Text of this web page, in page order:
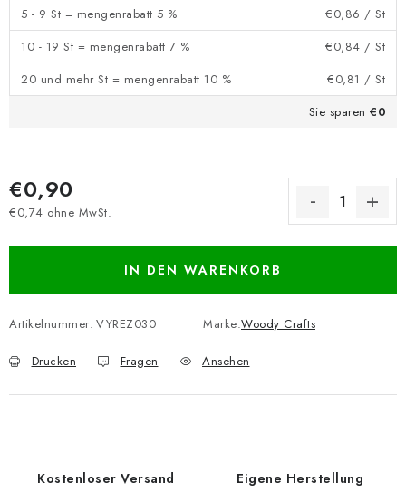
5 - 9 St = mengenrabatt 5 %
€0,86 / St
10 - 19 St = mengenrabatt 7 %
€0,84 / St
20 und mehr St = mengenrabatt 10 %
€0,81 / St
Sie sparen €0
€0,90
€0,74 ohne MwSt.
IN DEN WARENKORB
Artikelnummer: VYREZ030 Marke:Woody Crafts
Drucken Fragen Ansehen
Kostenloser Versand Eigene Herstellung